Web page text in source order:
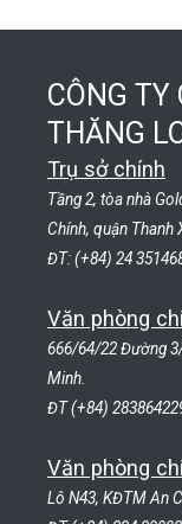
CÔNG
THĂNG
Trụ sở chính
Tầng 2, tòa nhà
Chính, quận Thanh
ĐT: (+84) 24
Văn phòng
666/64/22 Đường
Minh.
ĐT (+84)
Văn phòng
Lô N43, KĐTM An